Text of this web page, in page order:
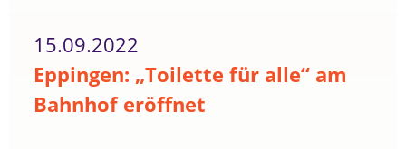
15.09.2022
Eppingen: „Toilette für alle“ am
Bahnhof eröffnet